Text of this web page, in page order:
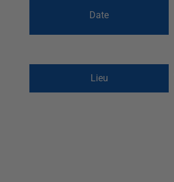
Date
Lieu